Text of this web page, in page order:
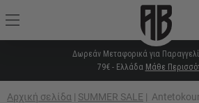
Δωρεάν Μεταφορικά για
79€ - Ελλάδα Μάθε
Αρχική σελίδα | SUMMER SALE |